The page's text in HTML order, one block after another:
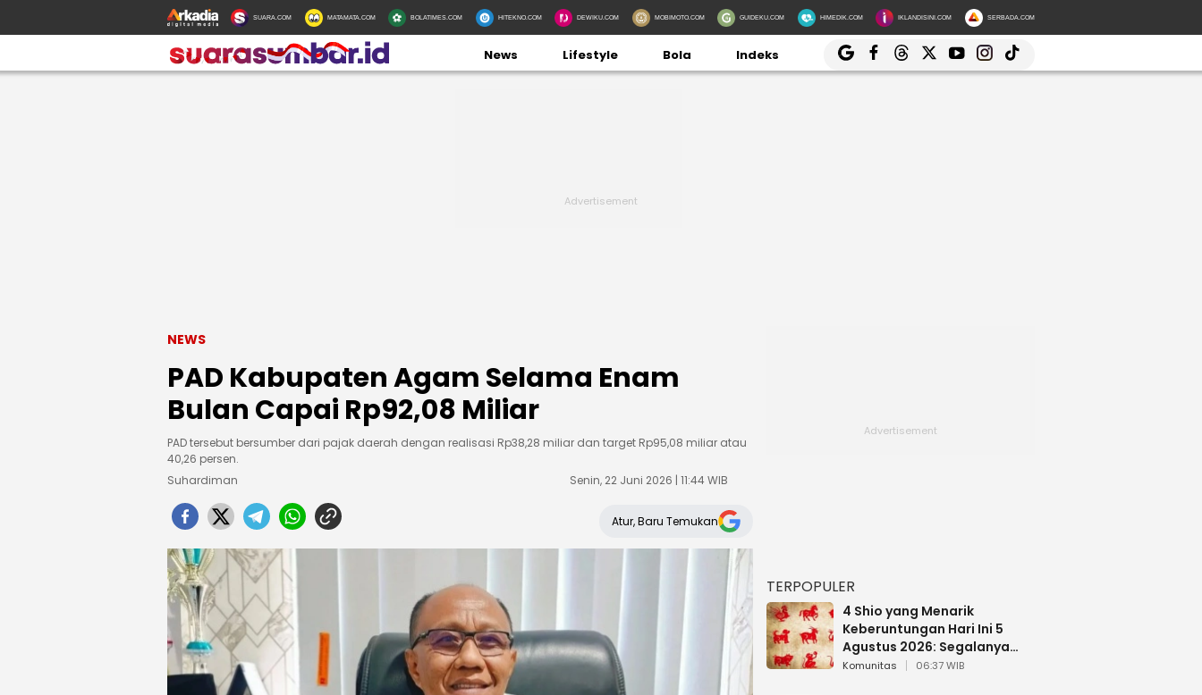
SUARA.COM MATAMATA.COM BOLATIMES.COM HITEKNO.COM DEWIKU.COM MOBIMOTO.COM GUIDEKU.COM HIMEDIK.COM IKLANDISINI.COM SERBADA.COM
News Lifestyle Bola Indeks
NEWS
PAD Kabupaten Agam Selama Enam
Bulan Capai Rp92,08 Miliar
PAD tersebut bersumber dari pajak daerah dengan realisasi Rp38,28 miliar dan target Rp95,08 miliar atau
40,26 persen.
Suhardiman
Senin, 22 Juni 2026 | 11:44 WIB
Atur, Baru Temukan
TERPOPULER
4 Shio yang Menarik
Keberuntungan Hari Ini 5
Agustus 2026: Segalanya
Berjalan Lancar
Komunitas 06:37 WIB